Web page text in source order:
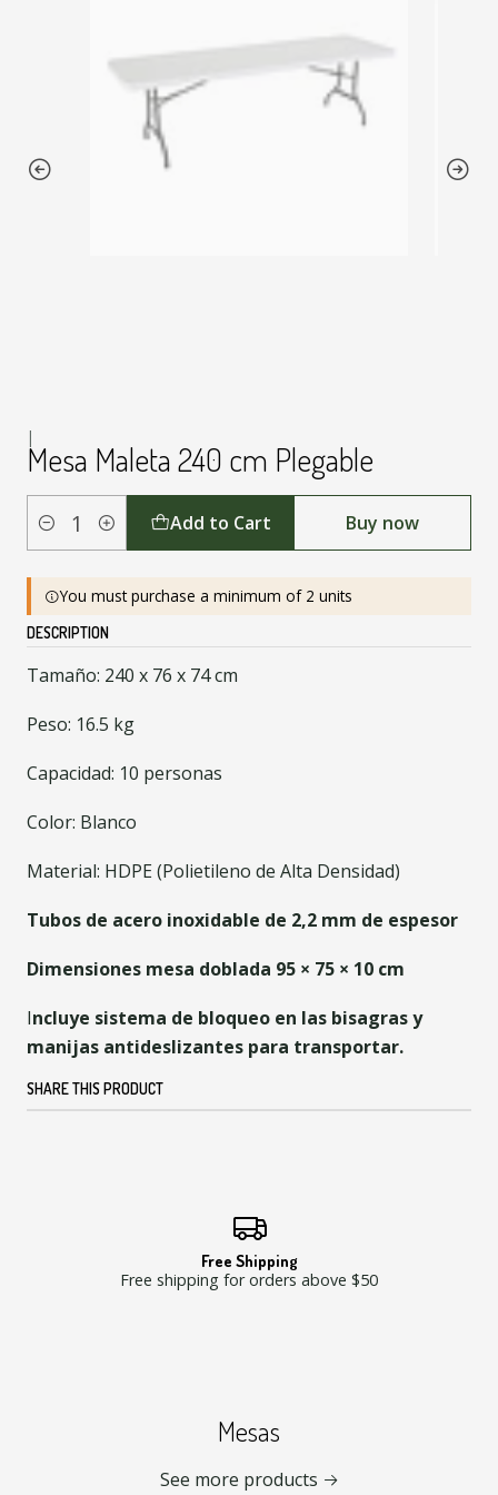
|
Mesa Maleta 240 cm Plegable
Quantity Add to Cart Buy now
You must purchase a minimum of 2 units
DESCRIPTION
Tamaño: 240 x 76 x 74 cm
Peso: 16.5 kg
Capacidad: 10 personas
Color: Blanco
Material: HDPE (Polietileno de Alta Densidad)
Tubos de acero inoxidable de 2,2 mm de espesor
Dimensiones mesa doblada 95 × 75 × 10 cm
Incluye sistema de bloqueo en las bisagras y
manijas antideslizantes para transportar.
SHARE THIS PRODUCT
Free Shipping
Free shipping for orders above $50
Mesas
See more products